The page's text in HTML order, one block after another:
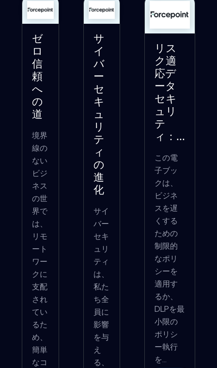
ゼ
ロ
信
頼
へ
の
道
境界
線の
ない
ビジ
ネス
の世
界で
は、
リモ
ート
ワー
クに
支配
され
てい
るた
め、
簡単
なコ
サ
イ
バ
ー
セ
キ
ュ
リ
テ
ィ
の
進
化
サイ
バー
セキ
ュリ
ティ
は、
私た
ち全
員に
影響
を与
え
る、
リス
ク適
応デ
ータ
セキ
ュリ
テ
ィ：...
この電
子ブッ
クは、
ビジネ
スを遅
くする
ための
制限的
なポリ
シーを
適用す
るか、
DLPを最
小限の
ポリシ
ー執行
を...